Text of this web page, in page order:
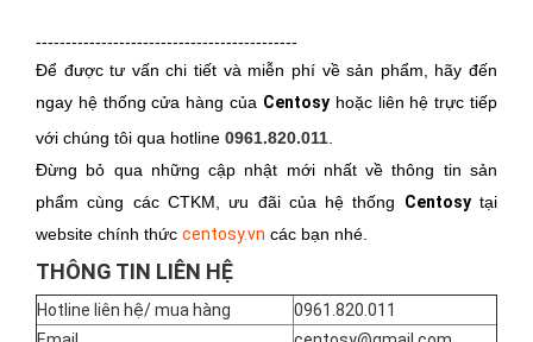
--------------------------------------------
Để được tư vấn chi tiết và miễn phí về sản phẩm, hãy đến
ngay hệ thống cửa hàng của Centosyhoặc liên hệ trực tiếp
với chúng tôi qua hotline 0961.820.011.
Đừng bỏ qua những cập nhật mới nhất về thông tin sản
phẩm cùng các CTKM, ưu đãi của hệ thống Centosytại
website chính thức centosy.vn các bạn nhé.
THÔNG TIN LIÊN HỆ
Hotline liên hệ/ mua hàng
0961.820.011